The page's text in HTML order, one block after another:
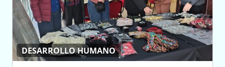
DESARROLLO HUMANO